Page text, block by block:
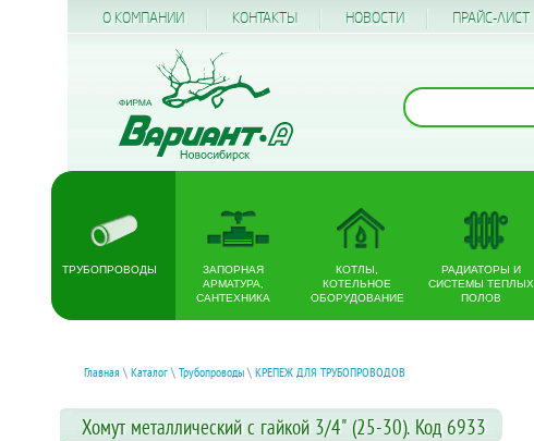
О КОМПАНИИ КОНТАКТЫ НОВОСТИ ПРАЙС-ЛИСТ
ТРУБОПРОВОДЫ
ЗАПОРНАЯ
АРМАТУРА,
САНТЕХНИКА
КОТЛЫ,
КОТЕЛЬНОЕ
ОБОРУДОВАНИЕ
РАДИАТОРЫ И
СИСТЕМЫ ТЕПЛЫХ
ПОЛОВ
Главная \ Каталог \ Трубопроводы \ КРЕПЕЖ ДЛЯ ТРУБОПРОВОДОВ
Хомут металлический с гайкой 3/4" (25-30). Код 6933